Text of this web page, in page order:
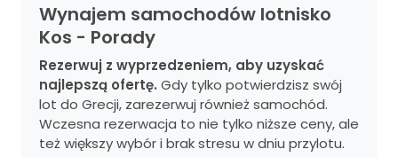
Wynajem samochodów lotnisko
Kos - Porady
Rezerwuj z wyprzedzeniem, aby uzyskać
najlepszą ofertę. Gdy tylko potwierdzisz swój
lot do Grecji, zarezerwuj również samochód.
Wczesna rezerwacja to nie tylko niższe ceny, ale
też większy wybór i brak stresu w dniu przylotu.